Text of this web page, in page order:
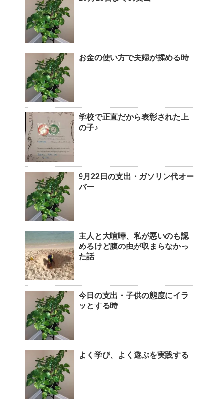
お金の使い方で夫婦が揉める時
学校で正直だから表彰された上
の子♪
9月22日の支出・ガソリン代オー
バー
主人と大喧嘩、私が悪いのも認
めるけど腹の虫が収まらなかっ
た話
今日の支出・子供の態度にイラ
ッとする時
よく学び、よく遊ぶを実践する